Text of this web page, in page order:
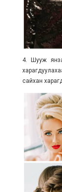
4. Шууж
сайхан